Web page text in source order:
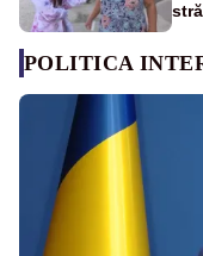
POLITICA